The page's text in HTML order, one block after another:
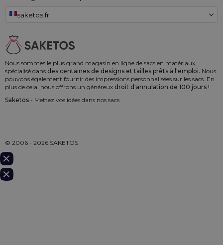
Nous sommes le plus grand magasin en ligne de sacs en matériaux,
spécialisé dans des centaines de designs et tailles prêts à l'emploi. Nous
pouvons également fournir des impressions personnalisées sur les sacs. En
plus de cela, nous offrons un généreux droit d'annulation de 100 jours !
Saketos - Mettez vos idées dans nos sacs
saketos.fr
© 2006 - 2026 SAKETOS